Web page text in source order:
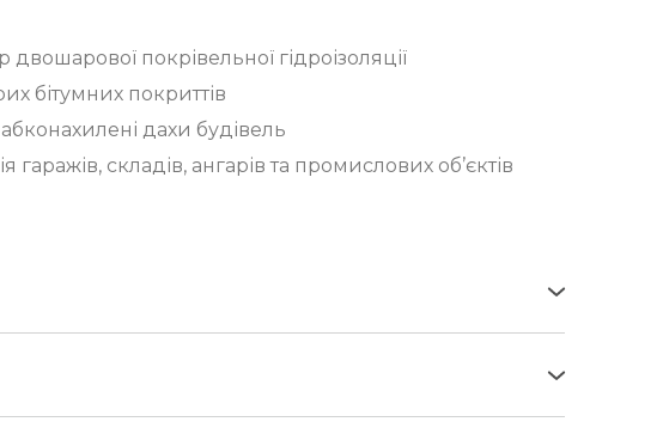
двошарової покрівельної гідроізоляції
бітумних покриттів
дахи будівель
гаражів, складів, ангарів та промислових об’єктів
до 15:00